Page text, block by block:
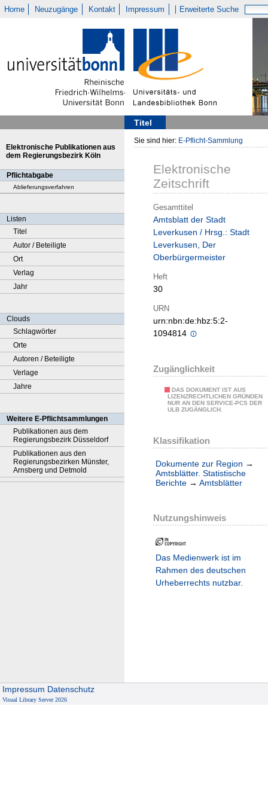
Home Neuzugänge Kontakt Impressum Erweiterte Suche
Titel
Elektronische Publikationen aus
dem Regierungsbezirk Köln
Pflichtabgabe
Ablieferungsverfahren
Listen
Titel
Autor / Beteiligte
Ort
Verlag
Jahr
Clouds
Schlagwörter
Orte
Autoren / Beteiligte
Verlage
Jahre
Weitere E-Pflichtsammlungen
Publikationen aus dem
Regierungsbezirk Düsseldorf
Publikationen aus den
Regierungsbezirken Münster,
Arnsberg und Detmold
Sie sind hier: E-Pflicht-Sammlung
Elektronische
Zeitschrift
Gesamttitel
Amtsblatt der Stadt
Leverkusen / Hrsg.: Stadt
Leverkusen, Der
Oberbürgermeister
Heft
30
URN
urn:nbn:de:hbz:5:2-
1094814
Zugänglichkeit
DAS DOKUMENT IST AUS
LIZENZRECHTLICHEN GRÜNDEN
NUR AN DEN SERVICE-PCS DER
ULB ZUGÄNGLICH.
Klassifikation
Dokumente zur Region →
Amtsblätter. Statistische
Berichte → Amtsblätter
Nutzungshinweis
Das Medienwerk ist im
Rahmen des deutschen
Urheberrechts nutzbar.
Impressum Datenschutz
Visual Library Server 2026